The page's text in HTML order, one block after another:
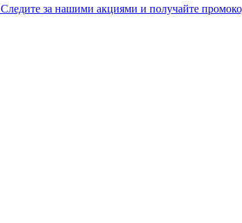
Следите за нашими акциями и получайте